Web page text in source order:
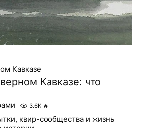
Кавказе
Кавказе: что
3.6K 🔥
квир-сообщества и жизнь